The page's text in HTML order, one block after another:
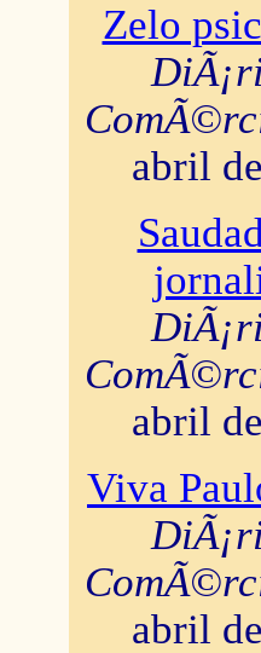
Zelo
abril
abril
Viva
abril